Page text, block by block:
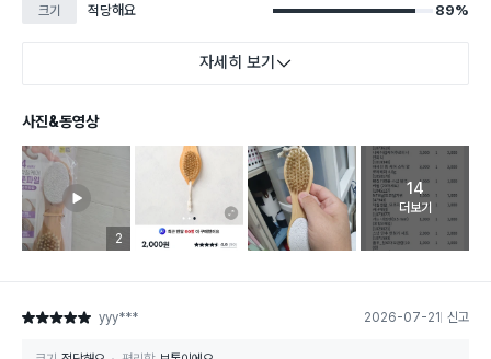
크기 적당해요 89%
자세히 보기
사진&동영상
리뷰 이미지 등록 개수
2
고객 리뷰
14
더보기
별점 5점 yyy*** 2026-07-21 신고